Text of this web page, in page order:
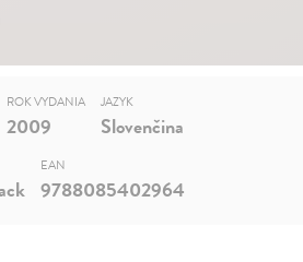
ROK VYDANIA
2009
JAZYK
Slovenčina
EAN
9788085402964